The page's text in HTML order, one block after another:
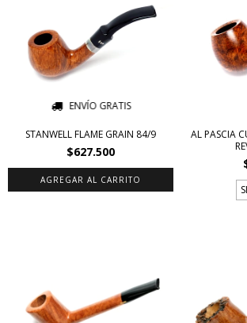
ENVÍO GRATIS
STANWELL FLAME GRAIN 84/9
$627.500
AL PASCIA